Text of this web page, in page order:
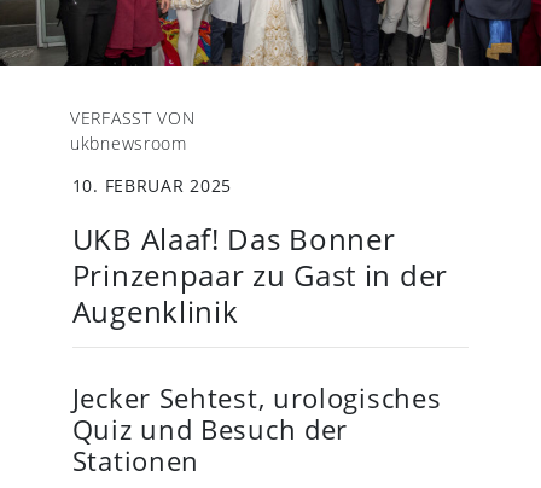
VERFASST VON
ukbnewsroom
10. FEBRUAR 2025
UKB Alaaf! Das Bonner
Prinzenpaar zu Gast in der
Augenklinik
Jecker Sehtest, urologisches
Quiz und Besuch der
Stationen